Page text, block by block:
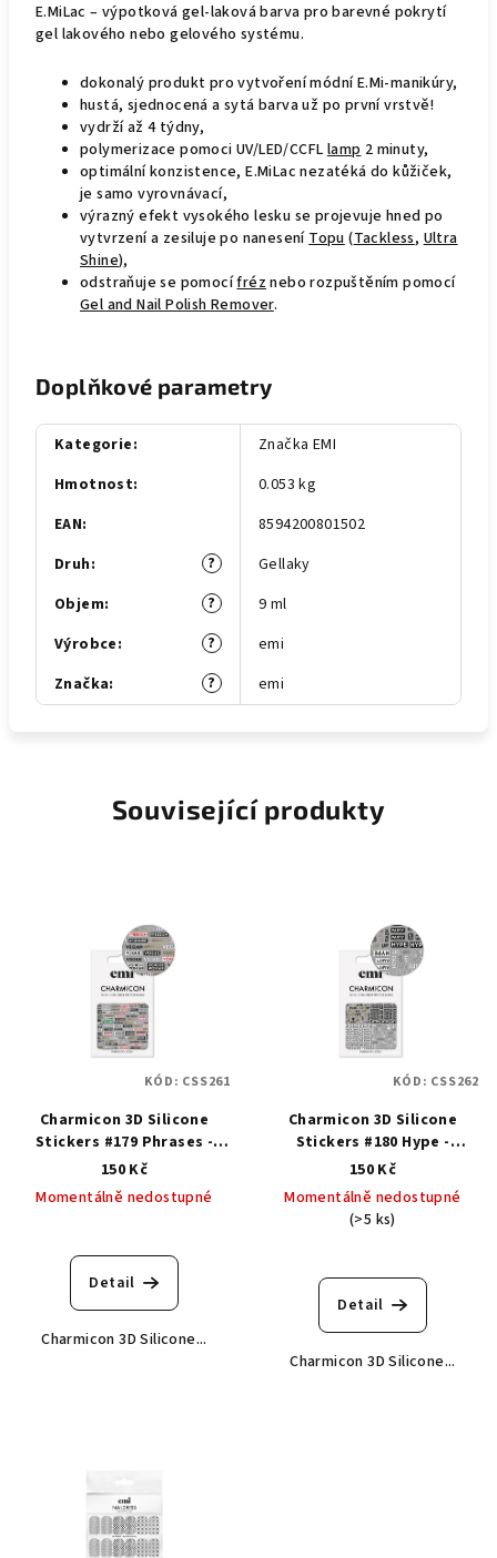
E.MiLac – výpotková gel-laková barva pro barevné pokrytí
gel lakového nebo gelového systému.
dokonalý produkt pro vytvoření módní E.Mi-manikúry,
hustá, sjednocená a sytá barva už po první vrstvě!
vydrží až 4 týdny,
polymerizace pomoci UV/LED/CCFLlamp2 minuty,
optimální konzistence, E.MiLac nezatéká do kůžiček,
je samo vyrovnávací,
výrazný efekt vysokého lesku se projevuje hned po
vytvrzení a zesiluje po naneseníTopu(Tackless,Ultra
Shine),
odstraňuje se pomocífréznebo rozpuštěním pomocí
Gel and Nail Polish Remover.
Doplňkové parametry
Kategorie:
Značka EMI
Hmotnost:
0.053 kg
EAN:
8594200801502
?
Druh:
Gellaky
?
Objem:
9 ml
?
Výrobce:
emi
?
Značka: emi
Související produkty
Charmicon 3D Silicone
Stickers #179 Phrases -
samolepka
150 Kč
Momentálně nedostupné
Detail
Charmicon 3D Silicone...
KÓD: CSS261
Charmicon 3D Silicone
Stickers #180 Hype -
samolepka
150 Kč
Momentálně nedostupné
(>5 ks)
Detail
Charmicon 3D Silicone...
KÓD: CSS262